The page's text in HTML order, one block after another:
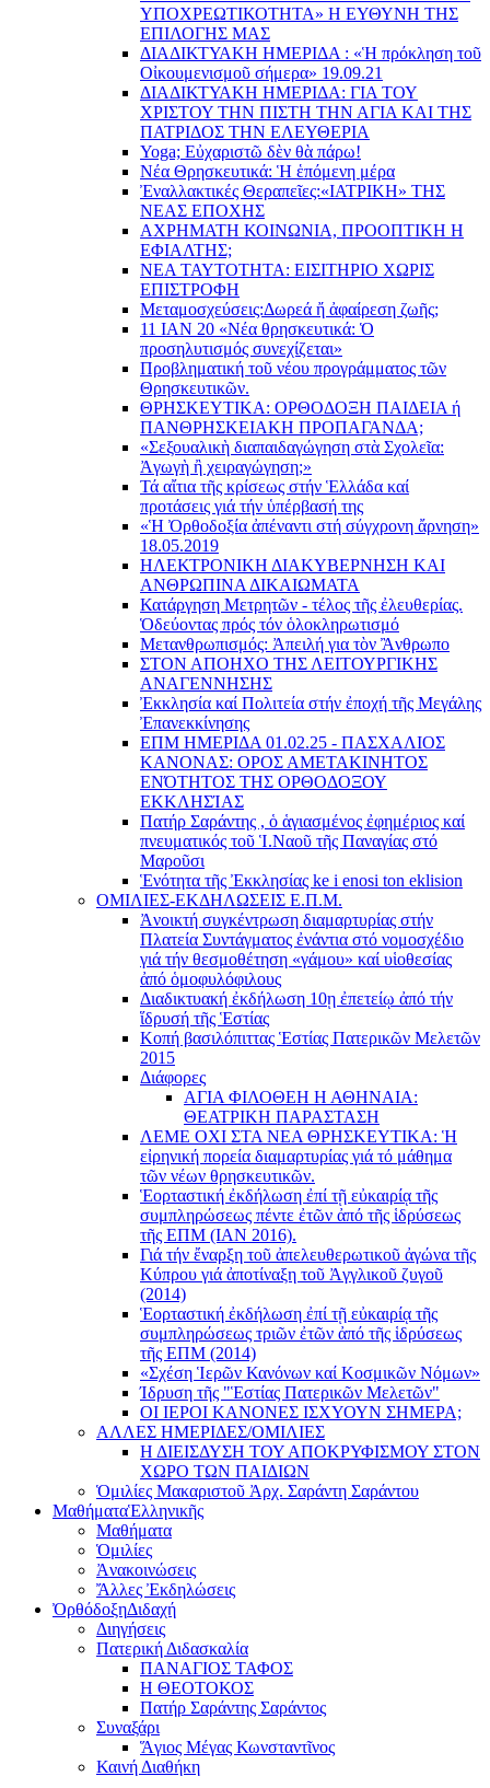
YΠΟΧΡΕΩΤΙΚΟΤΗΤΑ» Η ΕΥΘΥΝΗ ΤΗΣ
EΠΙΛΟΓΗΣ ΜΑΣ
ΔΙΑΔΙΚΤΥΑΚΗ ΗΜΕΡΙΔΑ : «Ἡ πρόκληση τοῦ
Οἰκουμενισμοῦ σήμερα» 19.09.21
ΔΙΑΔΙΚΤΥΑΚΗ ΗΜΕΡΙΔΑ: ΓΙΑ ΤΟΥ
ΧΡΙΣΤΟΥ ΤΗΝ ΠΙΣΤΗ ΤΗΝ ΑΓΙΑ ΚΑΙ ΤΗΣ
ΠΑΤΡΙΔΟΣ ΤΗΝ ΕΛΕΥΘΕΡΙΑ
Yoga; Εὐχαριστῶ δὲν θὰ πάρω!
Νέα Θρησκευτικά: Ἡ ἑπόμενη μέρα
Ἐναλλακτικές Θεραπεῖες:«ΙΑΤΡΙΚΗ» ΤΗΣ
ΝΕΑΣ ΕΠΟΧΗΣ
ΑΧΡΗΜΑΤΗ ΚΟΙΝΩΝΙΑ, ΠΡΟΟΠΤΙΚΗ Η
ΕΦΙΑΛΤΗΣ;
ΝΕΑ ΤΑΥΤΟΤΗΤΑ: ΕΙΣΙΤΗΡΙΟ ΧΩΡΙΣ
ΕΠΙΣΤΡΟΦΗ
Μεταμοσχεύσεις:Δωρεά ἤ ἀφαίρεση ζωῆς;
11 ΙΑΝ 20 «Νέα θρησκευτικά: Ὁ
προσηλυτισμός συνεχίζεται»
Προβληματική τοῦ νέου προγράμματος τῶν
Θρησκευτικῶν.
ΘΡΗΣΚΕΥΤΙΚΑ: ΟΡΘΟΔΟΞΗ ΠΑΙΔΕΙΑ ή
ΠΑΝΘΡΗΣΚΕΙΑΚΗ ΠΡΟΠΑΓΑΝΔΑ;
«Σεξουαλικὴ διαπαιδαγώγηση στὰ Σχολεῖα:
Ἀγωγὴ ἢ χειραγώγηση;»
Τά αἴτια τῆς κρίσεως στήν Ἑλλάδα καί
προτάσεις γιά τήν ὑπέρβασή της
«Ἡ Ὀρθοδοξία ἀπέναντι στή σύγχρονη ἄρνηση»
18.05.2019
ΗΛΕΚΤΡΟΝΙΚΗ ΔΙΑΚΥΒΕΡΝΗΣΗ ΚΑΙ
ΑΝΘΡΩΠΙΝΑ ΔΙΚΑΙΩΜΑΤΑ
Κατάργηση Μετρητῶν - τέλος τῆς ἐλευθερίας.
Ὁδεύοντας πρός τόν ὁλοκληρωτισμό
Μετανθρωπισμός: Ἀπειλή για τὸν Ἂνθρωπο
ΣΤΟΝ ΑΠΟΗΧΟ ΤΗΣ ΛΕΙΤΟΥΡΓΙΚΗΣ
ΑΝΑΓΕΝΝΗΣΗΣ
Ἐκκλησία καί Πολιτεία στήν ἐποχή τῆς Μεγάλης
Ἐπανεκκίνησης
ΕΠΜ ΗΜΕΡΙΔΑ 01.02.25 - ΠΑΣΧΑΛΙΟΣ
ΚΑΝΟΝΑΣ: ΟΡΟΣ ΑΜΕΤΑΚΙΝΗΤΟΣ
ΕΝΌΤΗΤΟΣ ΤΗΣ ΟΡΘΟΔΟΞΟΥ
ΕΚΚΛΗΣΊΑΣ
Πατήρ Σαράντης , ὁ ἁγιασμένος ἐφημέριος καί
πνευματικός τοῦ Ἱ.Ναοῦ τῆς Παναγίας στό
Μαροῦσι
Ἑνότητα τῆς Ἐκκλησίας ke i enosi ton eklision
ΟΜΙΛΙΕΣ-ΕΚΔΗΛΩΣΕΙΣ Ε.Π.Μ.
Ἀνοικτή συγκέντρωση διαμαρτυρίας στήν
Πλατεία Συντάγματος ἐνάντια στό νομοσχέδιο
γιά τήν θεσμοθέτηση «γάμου» καί υἱοθεσίας
ἀπό ὁμοφυλόφιλους
Διαδικτυακή ἐκδήλωση 10ῃ ἐπετείῳ ἀπό τήν
ἵδρυσή τῆς Ἑστίας
Κοπή βασιλόπιττας Ἑστίας Πατερικῶν Μελετῶν
2015
Διάφορες
ΑΓΙΑ ΦΙΛΟΘΕΗ Η ΑΘΗΝΑΙΑ:
ΘΕΑΤΡΙΚΗ ΠΑΡΑΣΤΑΣΗ
ΛΕΜΕ ΟΧΙ ΣΤΑ ΝΕΑ ΘΡΗΣΚΕΥΤΙΚΑ: Ἡ
εἰρηνική πορεία διαμαρτυρίας γιά τό μάθημα
τῶν νέων θρησκευτικῶν.
Ἑορταστική ἐκδήλωση ἐπί τῇ εὐκαιρίᾳ τῆς
συμπληρώσεως πέντε ἐτῶν ἀπό τῆς ἱδρύσεως
τῆς ΕΠΜ (ΙΑΝ 2016).
Γιά τήν ἔναρξη τοῦ ἀπελευθερωτικοῦ ἀγώνα τῆς
Κύπρου γιά ἀποτίναξη τοῦ Ἀγγλικοῦ ζυγοῦ
(2014)
Ἑορταστική ἐκδήλωση ἐπί τῇ εὐκαιρίᾳ τῆς
συμπληρώσεως τριῶν ἐτῶν ἀπό τῆς ἱδρύσεως
τῆς ΕΠΜ (2014)
«Σχέση Ἱερῶν Κανόνων καί Κοσμικῶν Νόμων»
Ίδρυση τῆς "Ἑστίας Πατερικῶν Μελετῶν"
ΟΙ ΙΕΡΟΙ ΚΑΝΟΝΕΣ ΙΣΧΥΟΥΝ ΣΗΜΕΡΑ;
ΑΛΛΕΣ ΗΜΕΡΙΔΕΣ/ΟΜΙΛΙΕΣ
Η ΔΙΕΙΣΔΥΣΗ ΤΟΥ ΑΠΟΚΡΥΦΙΣΜΟΥ ΣΤΟΝ
ΧΩΡΟ ΤΩΝ ΠΑΙΔΙΩΝ
Ὁμιλίες Μακαριστοῦ Ἀρχ. Σαράντη Σαράντου
ΜαθήματαἙλληνικῆς
Μαθήματα
Ὁμιλίες
Ἀνακοινώσεις
Ἄλλες Ἐκδηλώσεις
ὈρθόδοξηΔιδαχή
Διηγήσεις
Πατερική Διδασκαλία
ΠΑΝΑΓΙΟΣ ΤΑΦΟΣ
Η ΘΕΟΤΟΚΟΣ
Πατήρ Σαράντης Σαράντος
Συναξάρι
Ἅγιος Μέγας Κωνσταντῖνος
Καινή Διαθήκη